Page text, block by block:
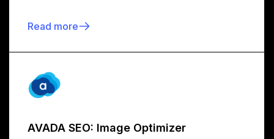
Read more
AVADA SEO: Image Optimizer